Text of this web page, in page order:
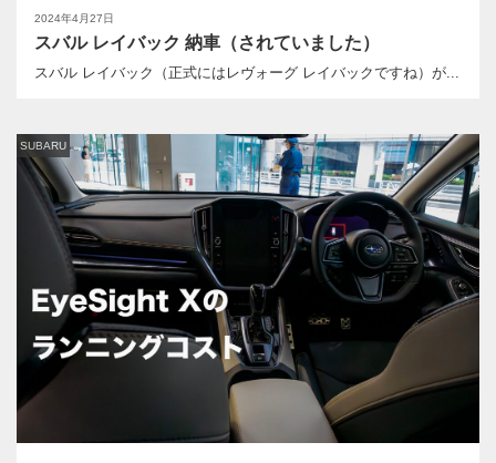
2024年4月27日
スバル レイバック 納車（されていました）
スバル レイバック（正式にはレヴォーグ レイバックですね）が...
SUBARU